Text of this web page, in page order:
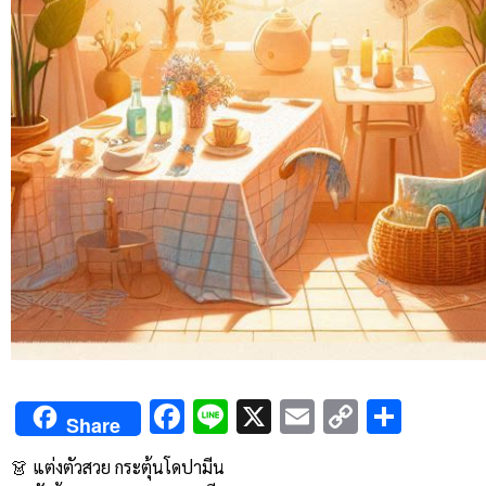
Share Facebook
Line
X Email
Copy
👗 แต่งตัวสวย กระตุ้นโดปามีน